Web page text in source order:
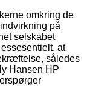
omkring de
på
selskabet
at
således
Hansen HP